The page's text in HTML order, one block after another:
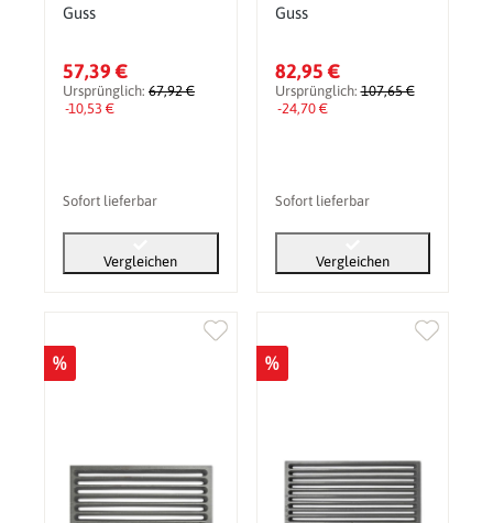
Guss
57,39 €
Ursprünglich: 67,92 €
-10,53 €
Sofort lieferbar
Vergleichen
Guss
82,95 €
Ursprünglich:107,65 €
-24,70 €
Sofort lieferbar
Vergleichen
% %